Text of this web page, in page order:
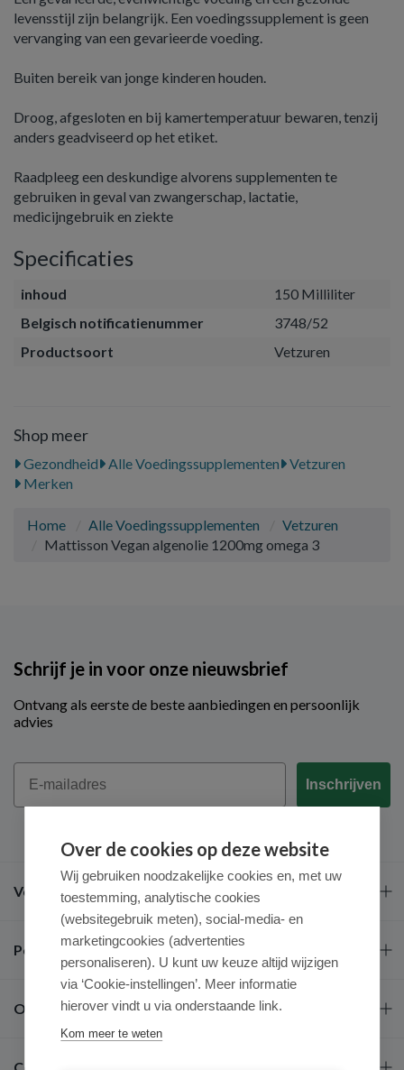
levensstijl zijn belangrijk. Een voedingssupplement is geen
vervanging van een gevarieerde voeding.
Buiten bereik van jonge kinderen houden.
Droog, afgesloten en bij kamertemperatuur bewaren, tenzij
anders geadviseerd op het etiket.
Raadpleeg een deskundige alvorens supplementen te
gebruiken in geval van zwangerschap, lactatie,
medicijngebruik en ziekte
Specificaties
inhoud
150 Milliliter
Belgisch notificatienummer
3748/52
Productsoort
Vetzuren
Shop meer
Gezondheid Alle Voedingssupplementen
Vetzuren
Merken
Home Alle Voedingssupplementen
Vetzuren
Mattisson Vegan algenolie 1200mg omega 3
Schrijf je in voor onze nieuwsbrief
Ontvang als eerste de beste aanbiedingen en persoonlijk
advies
Email
Inschrijven
Veel gestelde vragen
Populaire merken
Over ons
Over de cookies op deze website
Wij gebruiken noodzakelijke cookies en, met uw
toestemming, analytische cookies
(websitegebruik meten), social-media- en
marketingcookies (advertenties
personaliseren). U kunt uw keuze altijd wijzigen
via ‘Cookie-instellingen’. Meer informatie
hierover vindt u via onderstaande link.
Kom meer te weten